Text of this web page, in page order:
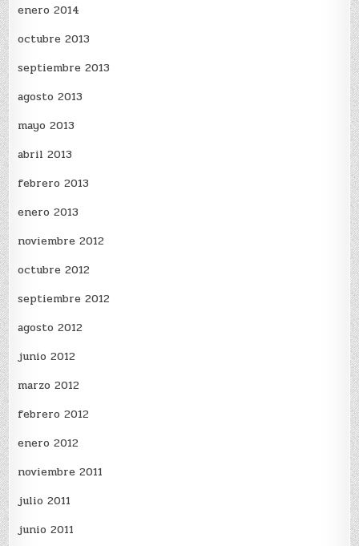
enero 2014
octubre 2013
septiembre 2013
agosto 2013
mayo 2013
abril 2013
febrero 2013
enero 2013
noviembre 2012
octubre 2012
septiembre 2012
agosto 2012
junio 2012
marzo 2012
febrero 2012
enero 2012
noviembre 2011
julio 2011
junio 2011